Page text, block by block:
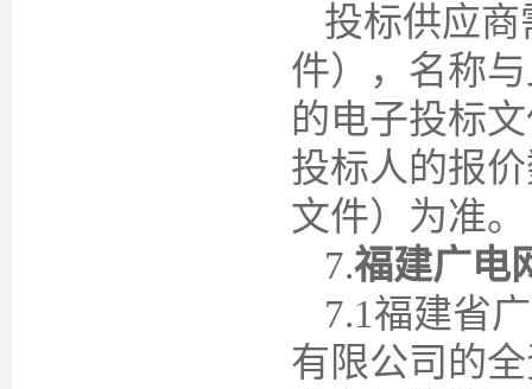
投标供应
件），名称
的电子投标
投标人的报
文件）为准。
7.福建广电
7.1福建省
有限公司的